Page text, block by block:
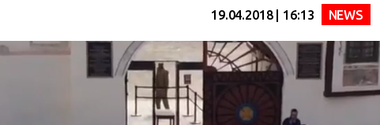
19.04.2018 | 16:13 NEWS